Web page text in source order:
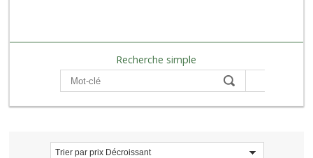
Recherche simple
Compare Trier par prix
Trier par prix Décroissant